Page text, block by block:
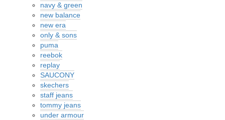
navy & green
new balance
new era
only & sons
puma
reebok
replay
SAUCONY
skechers
staff jeans
tommy jeans
under armour